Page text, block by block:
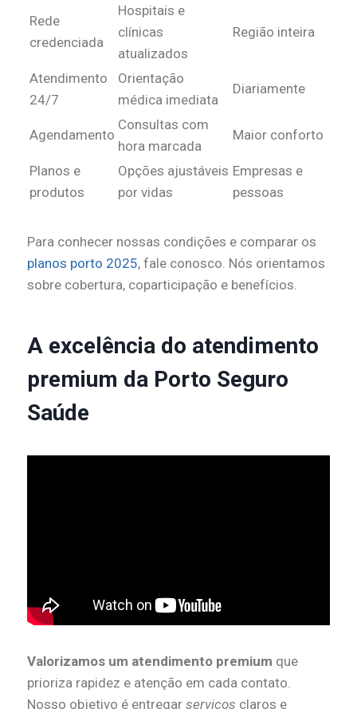
Rede
credenciada
Hospitais e
clínicas
atualizados
Região inteira
Atendimento
24/7
Orientação
médica imediata
Diariamente
Agendamento
Consultas com
hora marcada
Maior conforto
Planos e
produtos
Opções ajustáveis
por vidas
Empresas e
pessoas
Para conhecer nossas condições e comparar os
planos porto 2025, fale conosco. Nós orientamos
sobre cobertura, coparticipação e benefícios.
A excelência do atendimento
premium da Porto Seguro
Saúde
Valorizamos um atendimento premium que
prioriza rapidez e atenção em cada contato.
Nosso objetivo é entregar serviços claros e